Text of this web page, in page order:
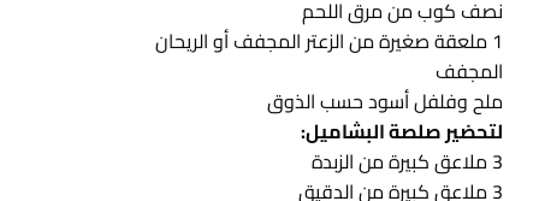
نصف كوب من مرق اللحم
1 ملعقة صغيرة من الزعتر المجفف أو الريحان
المجفف
ملح وفلفل أسود حسب الذوق
لتحضير صلصة البشاميل:
3 ملاعق كبيرة من الزبدة
3 ملاعق كبيرة من الدقيق